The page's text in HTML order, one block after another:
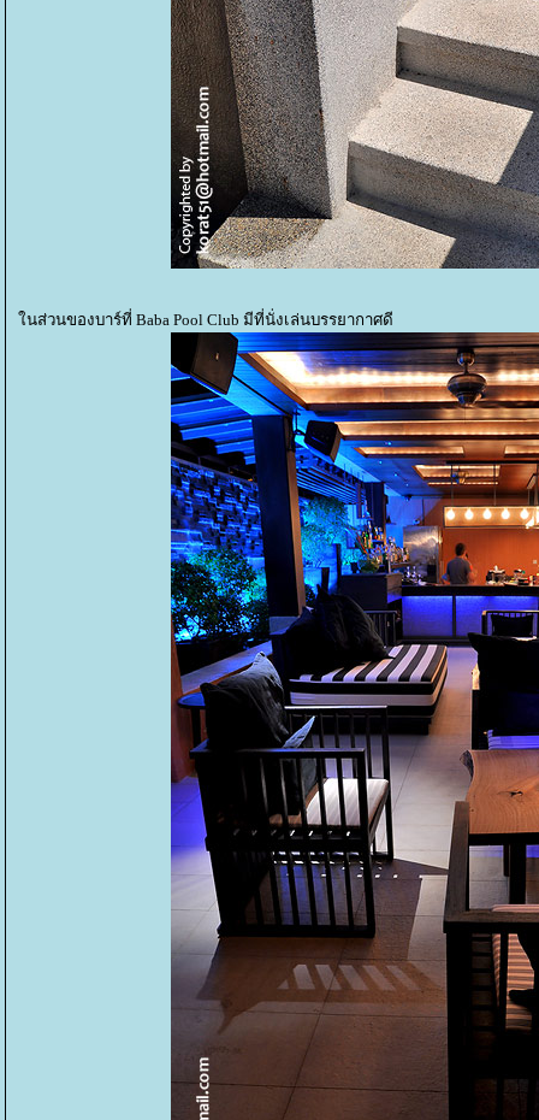
นส่วนของบาร์ที่ Baba Pool Club มีที่นั่งเล่นบรรยากาศดี